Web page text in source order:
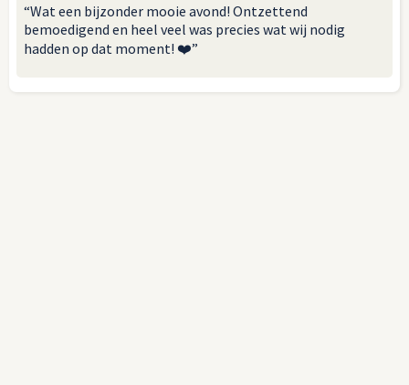
“Wat een bijzonder mooie avond! Ontzettend
bemoedigend en heel veel was precies wat wij nodig
hadden op dat moment! ❤️”